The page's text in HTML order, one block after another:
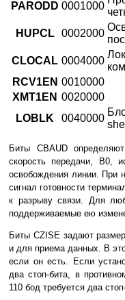
PARODD 0001000
HUPCL
0002000
CLOCAL 0004000
RCV1EN 0010000
XMT1EN 0020000
LOBLK
0040000
Биты CBAUD
скорость передачи, B0,
освобождения линии. При
сигнал готовности
к разрыву связи. Для
поддерживаемые ею
Биты CZISE задают
и для приема данных. В
если он есть. Если
два стоп-бита, в
110 бод требуется два